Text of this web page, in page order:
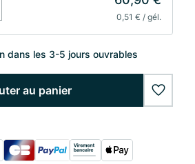
0,51 € / gél.
dans les 3-5 jours ouvrables
au panier